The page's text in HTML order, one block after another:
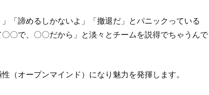
「諦めるしかないよ」「撤退だ」とパニックっている
〇で、〇〇だから」と淡々とチームを説得でちゃうんで
（オープンマインド）になり魅力を発揮します。